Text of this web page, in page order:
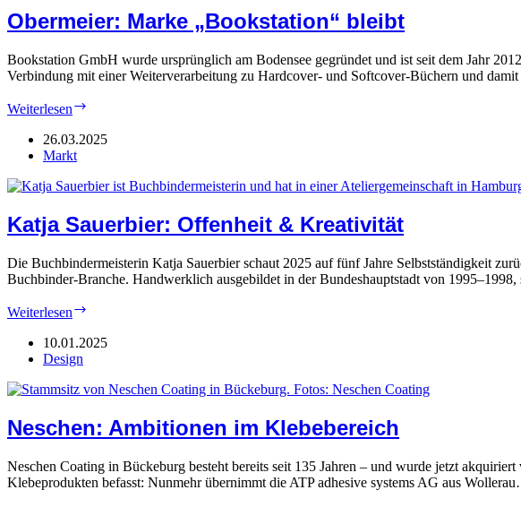
Obermeier: Marke „Bookstation“ bleibt
Bookstation GmbH wurde ursprünglich am Bodensee gegründet und ist seit dem Jahr
Verbindung mit einer Weiterverarbeitung zu Hardcover- und Softcover-Büchern und
Weiterlesen
„Bookstation“
26.03.2025
Markt
Katja Sauerbier: Offenheit & Kreativität
Die Buchbindermeisterin Katja Sauerbier schaut 2025 auf fünf Jahre Selbstständigkeit
Buchbinder-Branche. Handwerklich ausgebildet in der Bundeshauptstadt von
Weiterlesen
Offenheit
10.01.2025
Design
Neschen: Ambitionen im Klebebereich
Neschen Coating in Bückeburg besteht bereits seit 135 Jahren – und wurde jetzt
Klebeprodukten befasst: Nunmehr übernimmt die ATP adhesive systems AG aus